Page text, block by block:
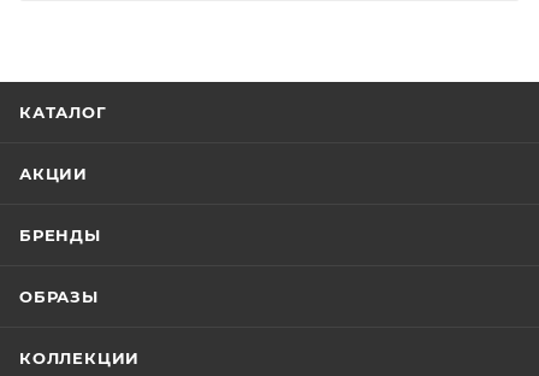
КАТАЛОГ
АКЦИИ
БРЕНДЫ
ОБРАЗЫ
КОЛЛЕКЦИИ